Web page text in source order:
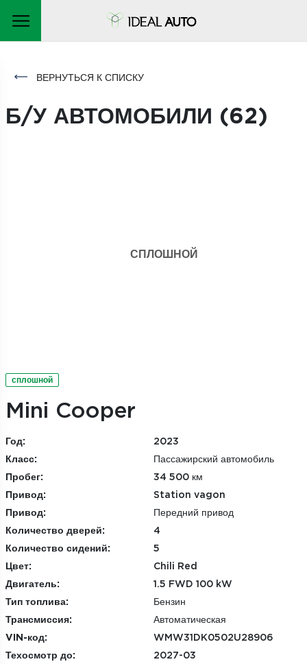
ВЕРНУТЬСЯ К СПИСКУ
Б/У АВТОМОБИЛИ (62)
СПЛОШНОЙ
сплошной
Mini Cooper
Год:
2023
Класс:
Пассажирский автомобиль
Пробег:
34 500 км
Привод:
Station vagon
Привод:
Передний привод
Количество дверей:
4
Количество сидений:
5
Цвет:
Chili Red
Двигатель:
1.5 FWD 100 kW
Тип топлива:
Бензин
Трансмиссия:
Автоматическая
VIN-код:
WMW31DK0502U28906
Техосмотр до:
2027-03